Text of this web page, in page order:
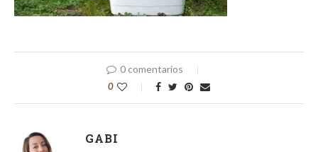
0 comentarios
0
GABI